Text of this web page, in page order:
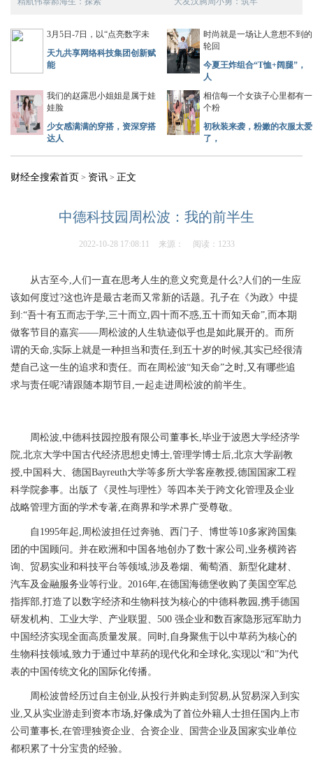
3月5日-7日，以“点亮数字未
天九共享网络科技集团创新赋
能
时尚就是一场让人意想不到的
轮回
今夏王炸组合“T恤+阔腿”，
人
我们的赵露思小姐姐是属于娃
娃脸
少女感满满的穿搭，资深穿搭
达人
相信每一个女孩子心里都有一
个粉
初秋装来袭，粉嫩的衣服太爱
了，
财经全搜索首页 > 资讯 > 正文
中德科技园周松波：我的前半生
2022-10-28 17:08:11 来源： 阅读：1233
从古至今,人们一直在思考人生的意义究竟是什么?人们的一生应
该如何度过?这也许是最古老而又常新的话题。孔子在《为政》中提
到:“吾十有五而志于学,三十而立,四十而不惑,五十而知天命”,而本期
做客节目的嘉宾——周松波的人生轨迹似乎也是如此展开的。而所
谓的天命,实际上就是一种担当和责任,到五十岁的时候,其实已经很清
楚自己这一生的追求和责任。而在周松波“知天命”之时,又有哪些追
求与责任呢?请跟随本期节目,一起走进周松波的前半生。
周松波,中德科技园控股有限公司董事长,毕业于波恩大学经济学
院,北京大学中国古代经济思想史博士,管理学博士后,北京大学副教
授,中国科大、德国Bayreuth大学等多所大学客座教授,德国国家工程
科学院参事。出版了《灵性与理性》等四本关于跨文化管理及企业
战略管理方面的学术专著,在商界和学术界广受尊敬。
自1995年起,周松波担任过奔驰、西门子、博世等10多家跨国集
团的中国顾问。并在欧洲和中国各地创办了数十家公司,业务横跨咨
询、贸易实业和科技平台等领域,涉及卷烟、葡萄酒、新型化建材、
汽车及金融服务业等行业。2016年,在德国海德堡收购了美国空军总
指挥部,打造了以数字经济和生物科技为核心的中德科教园,携手德国
研发机构、工业大学、产业联盟、500 强企业和数百家隐形冠军助力
中国经济实现全面高质量发展。同时,自身聚焦于以中草药为核心的
生物科技领域,致力于通过中草药的现代化和全球化,实现以“和”为代
表的中国传统文化的国际化传播。
周松波曾经历过自主创业,从投行并购走到贸易,从贸易深入到实
业,又从实业游走到资本市场,好像成为了首位外籍人士担任国内上市
公司董事长,在管理独资企业、合资企业、国营企业及国家实业单位
都积累了十分宝贵的经验。